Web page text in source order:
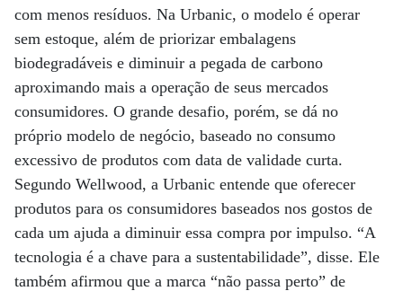
com menos resíduos. Na Urbanic, o modelo é operar
sem estoque, além de priorizar embalagens
biodegradáveis e diminuir a pegada de carbono
aproximando mais a operação de seus mercados
consumidores. O grande desafio, porém, se dá no
próprio modelo de negócio, baseado no consumo
excessivo de produtos com data de validade curta.
Segundo Wellwood, a Urbanic entende que oferecer
produtos para os consumidores baseados nos gostos de
cada um ajuda a diminuir essa compra por impulso. “A
tecnologia é a chave para a sustentabilidade”, disse. Ele
também afirmou que a marca “não passa perto” de